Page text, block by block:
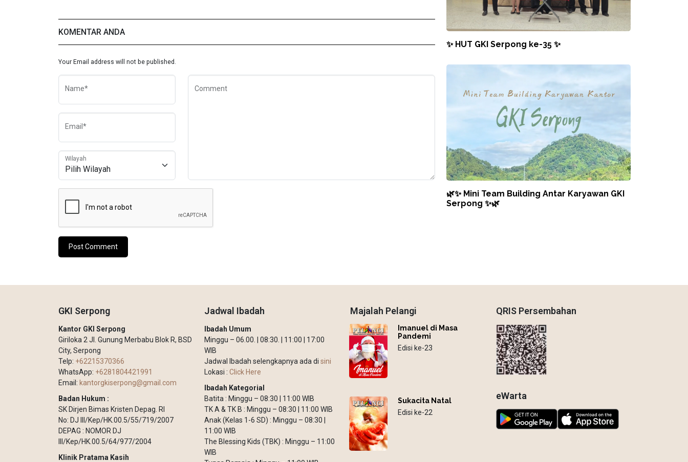
KOMENTAR ANDA
Your Email address will not be published.
Name*
Email*
Wilayah
Comment
✨ HUT GKI Serpong ke-35 ✨
🌿✨ Mini Team Building Antar Karyawan GKI
Serpong ✨🌿
GKI Serpong
Kantor GKI Serpong
Giriloka 2 Jl. Gunung Merbabu Blok R, BSD
City, Serpong
Telp: +62215370366
WhatsApp: +6281804421991
Email: kantorgkiserpong@gmail.com
Badan Hukum :
SK Dirjen Bimas Kristen Depag. RI
No: DJ III/Kep/HK.00.5/55/719/2007
DEPAG : NOMOR DJ
III/Kep/HK.00.5/64/977/2004
Klinik Pratama Kasih
Jadwal Ibadah
Ibadah Umum
Minggu – 06.00. | 08:30. | 11:00 | 17:00
WIB
Jadwal Ibadah selengkapnya ada di sini
Lokasi : Click Here
Ibadah Kategorial
Batita : Minggu – 08:30 | 11:00 WIB
TK A & TK B : Minggu – 08:30 | 11:00 WIB
Anak (Kelas 1-6 SD) : Minggu – 08:30 |
11:00 WIB
The Blessing Kids (TBK) : Minggu – 11:00
WIB
Majalah Pelangi
Imanuel di Masa
Pandemi
Edisi ke-23
Sukacita Natal
Edisi ke-22
QRIS Persembahan
eWarta